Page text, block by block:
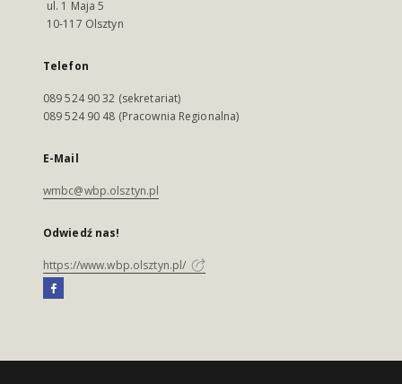
ul. 1 Maja 5
10-117 Olsztyn
Telefon
089 524 90 32 (sekretariat)
089 524 90 48 (Pracownia Regionalna)
E-Mail
wmbc@wbp.olsztyn.pl
Odwiedź nas!
https://www.wbp.olsztyn.pl/